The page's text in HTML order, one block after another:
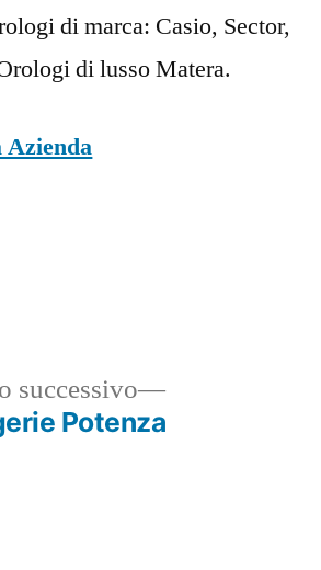
di marca: Casio, Sector,
di lusso Matera.
Azienda
successivo
Articolo
successivo:
Potenza